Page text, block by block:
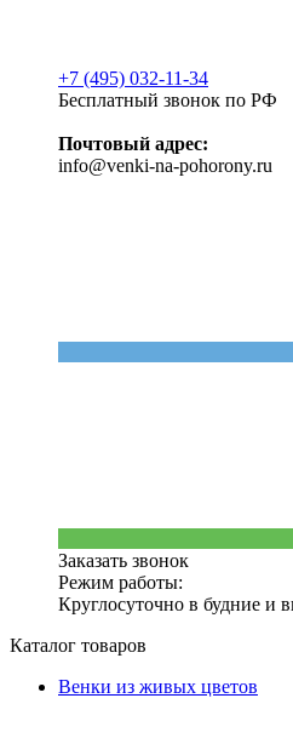
+7 (495) 032-11-34
Бесплатный звонок по РФ
Почтовый адрес:
info@venki-na-pohorony.ru
Заказать звонок
Режим работы:
Круглосуточно в будние и
Каталог товаров
Венки из живых цветов